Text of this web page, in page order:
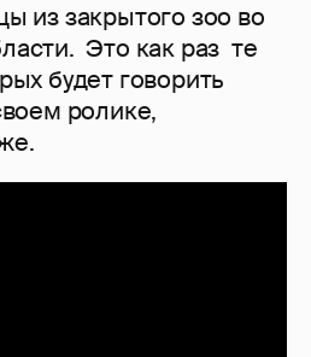
из закрытого зоо во
Это как раз те
будет говорить
ролике,